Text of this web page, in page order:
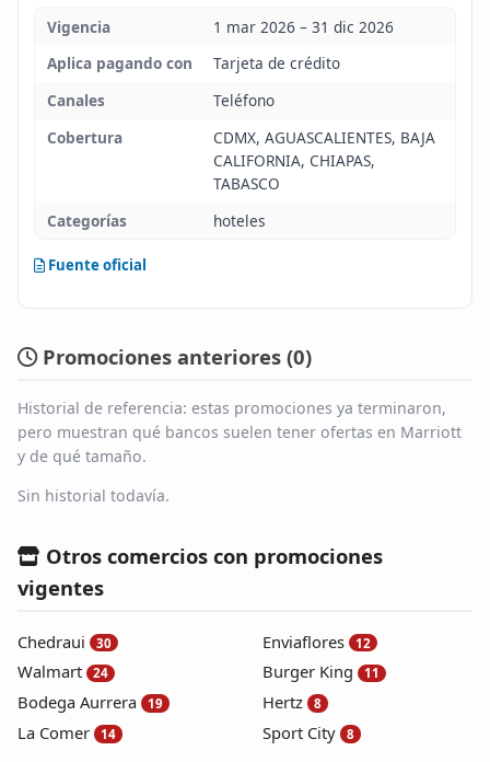
Vigencia
1 mar 2026 – 31 dic 2026
Aplica pagando con
Tarjeta de crédito
Canales
Teléfono
Cobertura
CDMX, AGUASCALIENTES, BAJA
CALIFORNIA, CHIAPAS,
TABASCO
Categorías
hoteles
Fuente oficial
Promociones anteriores (0)
Historial de referencia: estas promociones ya terminaron,
pero muestran qué bancos suelen tener ofertas en Marriott
y de qué tamaño.
Sin historial todavía.
Otros comercios con promociones
vigentes
Chedraui 30
Walmart 24
Bodega Aurrera 19
La Comer 14
Enviaflores 12
Burger King 11
Hertz 8
Sport City 8